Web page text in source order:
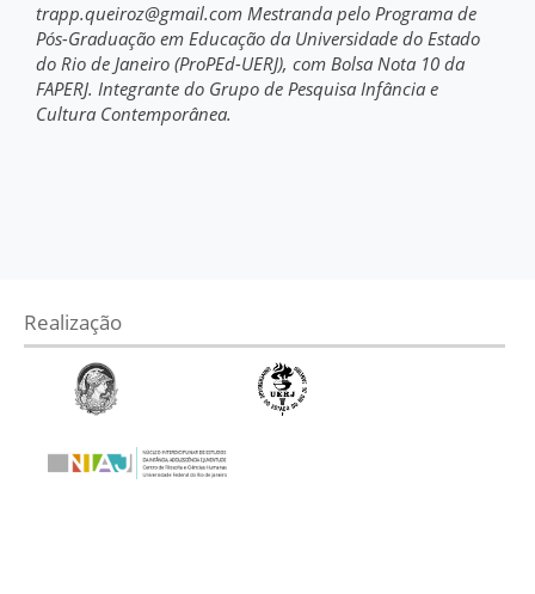
trapp.queiroz@gmail.com Mestranda pelo Programa de
Pós-Graduação em Educação da Universidade do Estado
do Rio de Janeiro (ProPEd-UERJ), com Bolsa Nota 10 da
FAPERJ. Integrante do Grupo de Pesquisa Infância e
Cultura Contemporânea.
Realização